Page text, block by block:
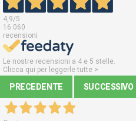
4,9/5
16.060
recensioni
Le nostre recensioni a 4 e 5 stelle.
Clicca qui per leggerle tutte >
PRECEDENTE SUCCESSIVO